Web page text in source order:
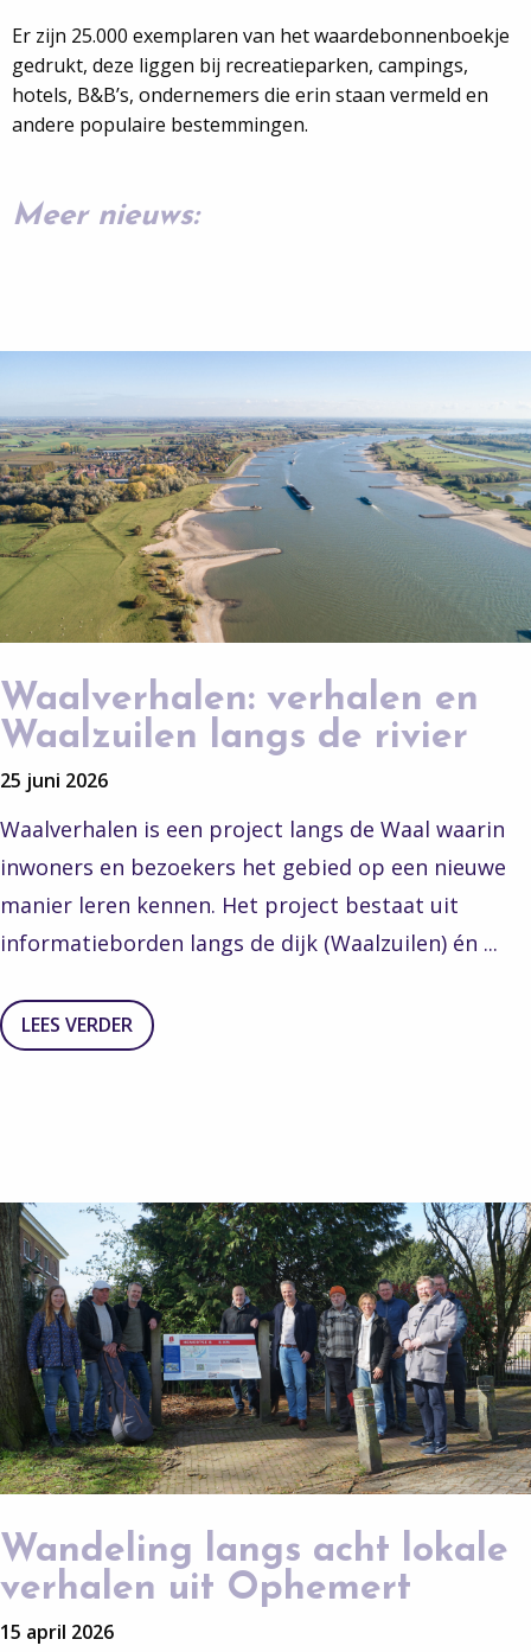
Er zijn 25.000 exemplaren van het waardebonnenboekje
gedrukt, deze liggen bij recreatieparken, campings,
hotels, B&B’s, ondernemers die erin staan vermeld en
andere populaire bestemmingen.
Meer nieuws:
Waalverhalen: verhalen en
Waalzuilen langs de rivier
25 juni 2026
Waalverhalen is een project langs de Waal waarin
inwoners en bezoekers het gebied op een nieuwe
manier leren kennen. Het project bestaat uit
informatieborden langs de dijk (Waalzuilen) én ...
LEES VERDER
Wandeling langs acht lokale
verhalen uit Ophemert
15 april 2026